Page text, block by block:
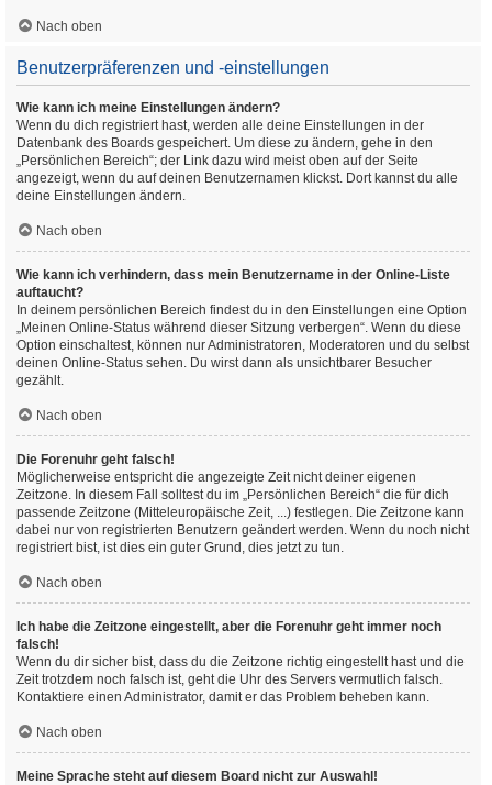
Nach oben
Benutzerpräferenzen und -einstellungen
Wie kann ich meine Einstellungen ändern?
Wenn du dich registriert hast, werden alle deine Einstellungen in der
Datenbank des Boards gespeichert. Um diese zu ändern, gehe in den
„Persönlichen Bereich“; der Link dazu wird meist oben auf der Seite
angezeigt, wenn du auf deinen Benutzernamen klickst. Dort kannst du alle
deine Einstellungen ändern.
Nach oben
Wie kann ich verhindern, dass mein Benutzername in der Online-Liste
auftaucht?
In deinem persönlichen Bereich findest du in den Einstellungen eine Option
„Meinen Online-Status während dieser Sitzung verbergen“. Wenn du diese
Option einschaltest, können nur Administratoren, Moderatoren und du selbst
deinen Online-Status sehen. Du wirst dann als unsichtbarer Besucher
gezählt.
Nach oben
Die Forenuhr geht falsch!
Möglicherweise entspricht die angezeigte Zeit nicht deiner eigenen
Zeitzone. In diesem Fall solltest du im „Persönlichen Bereich“ die für dich
passende Zeitzone (Mitteleuropäische Zeit, ...) festlegen. Die Zeitzone kann
dabei nur von registrierten Benutzern geändert werden. Wenn du noch nicht
registriert bist, ist dies ein guter Grund, dies jetzt zu tun.
Nach oben
Ich habe die Zeitzone eingestellt, aber die Forenuhr geht immer noch
falsch!
Wenn du dir sicher bist, dass du die Zeitzone richtig eingestellt hast und die
Zeit trotzdem noch falsch ist, geht die Uhr des Servers vermutlich falsch.
Kontaktiere einen Administrator, damit er das Problem beheben kann.
Nach oben
Meine Sprache steht auf diesem Board nicht zur Auswahl!